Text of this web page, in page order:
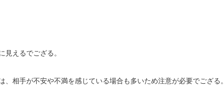
見えるでござる。
、相手が不安や不満を感じている場合も多いため注意が必要でござる。